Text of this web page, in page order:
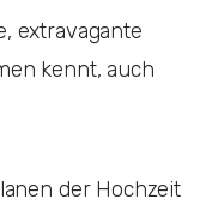
extravagante
kennt, auch
der Hochzeit